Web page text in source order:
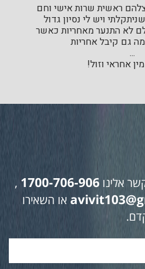
ראשית שרות אישי וחם
ויש לי נסיון גדול
לא התנער מאחריות כאשר
גם קיבל אחריות
...
אחראי וזול!
אלינו 1700-706-906
,
או השאירו